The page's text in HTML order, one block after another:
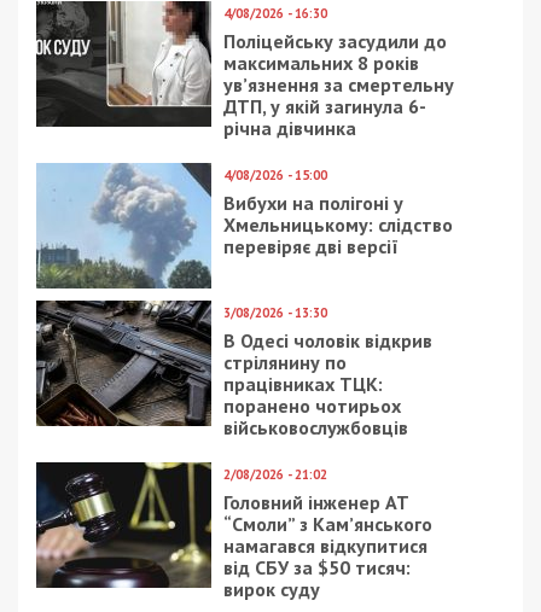
4/08/2026 - 16:30
Поліцейську засудили до
максимальних 8 років
ув’язнення за смертельну
ДТП, у якій загинула 6-
річна дівчинка
4/08/2026 - 15:00
Вибухи на полігоні у
Хмельницькому: слідство
перевіряє дві версії
3/08/2026 - 13:30
В Одесі чоловік відкрив
стрілянину по
працівниках ТЦК:
поранено чотирьох
військовослужбовців
2/08/2026 - 21:02
Головний інженер АТ
“Смоли” з Кам’янського
намагався відкупитися
від СБУ за $50 тисяч:
вирок суду